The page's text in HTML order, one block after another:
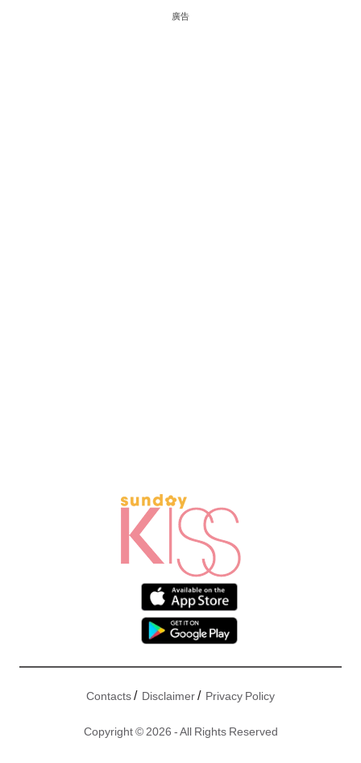
廣告
Contacts/ Disclaimer/ Privacy Policy
Copyright © 2026 - All Rights Reserved